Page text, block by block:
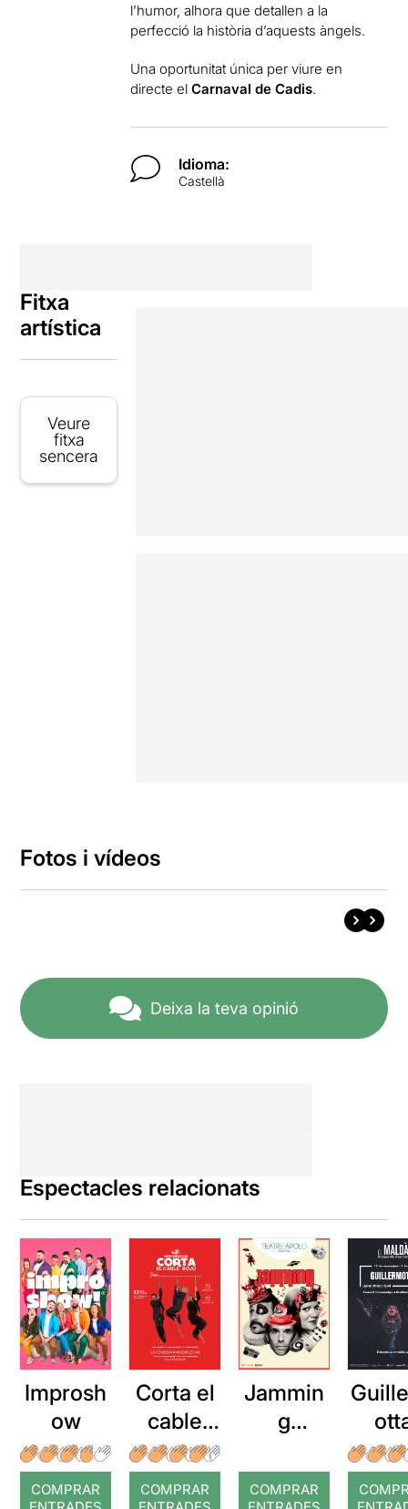
l’humor, alhora que detallen a la
perfecció la història d’aquests àngels.
Una oportunitat única per viure en
directe el Carnaval de Cadis.
Idioma:
Castellà
Fitxa
artística
Veure
fitxa
sencera
Fotos i vídeos
Deixa la teva opinió
Espectacles relacionats
Improsh
ow
COMPRAR
Corta el
cable
rojo
COMPRAR
Jammin
g
COMPRAR